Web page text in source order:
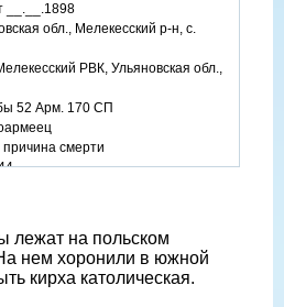
__.__.1898
обл., Мелекесский р-н, с.
РВК, Ульяновская обл.,
52 Арм. 170 СП
смерти
лежат на польском
нем хоронили в южной
кирха католическая.